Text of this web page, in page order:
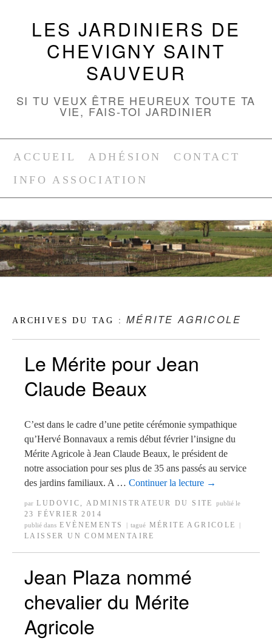
LES JARDINIERS DE
CHEVIGNY SAINT
SAUVEUR
SI TU VEUX ÊTRE HEUREUX TOUTE TA
VIE, FAIS-TOI JARDINIER
ACCUEIL ADHÉSION
CONTACT
INFO ASSOCIATION
ARCHIVES DU TAG :MÉRITE AGRICOLE
Le Mérite pour Jean
Claude Beaux
C’est dans le cadre d’une petite cérémonie sympathique
qu’Hervé Bonnavaux a remis début février l’insigne du
Mérite Agricole à Jean Claude Beaux, le président de
notre association pour ses plus de 35 ans passés au service
des jardins familiaux. A … Continuer la lecture →
par LUDOVIC, ADMINISTRATEUR DU SITE publié le
23 FÉVRIER 2014
publié dans EVÈNEMENTS tagué MÉRITE AGRICOLE
LAISSER UN COMMENTAIRE
Jean Plaza nommé
chevalier du Mérite
Agricole